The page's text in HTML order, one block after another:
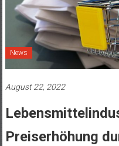
News
August 22, 2022
Preiserhöhung